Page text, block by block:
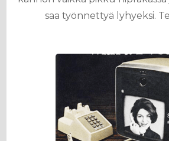
saa työnnettyä lyhyeksi.